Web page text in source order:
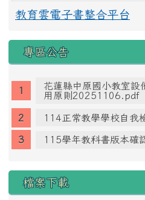
教育雲電子書整合平台
專區公告
花蓮縣中原國小教室設
用原則20251106.pdf
114正常教學學校自我
115學年教科書版本確
檔案下載